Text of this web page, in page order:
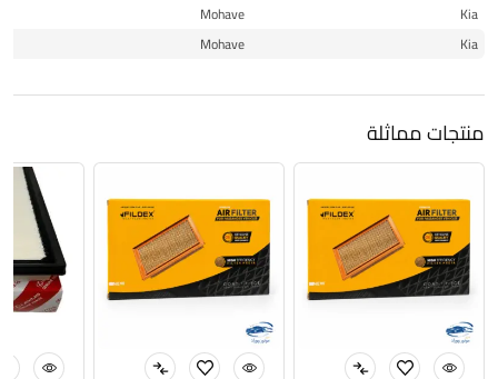
Kia
Mohave
Kia
Mohave
منتجات مماثلة